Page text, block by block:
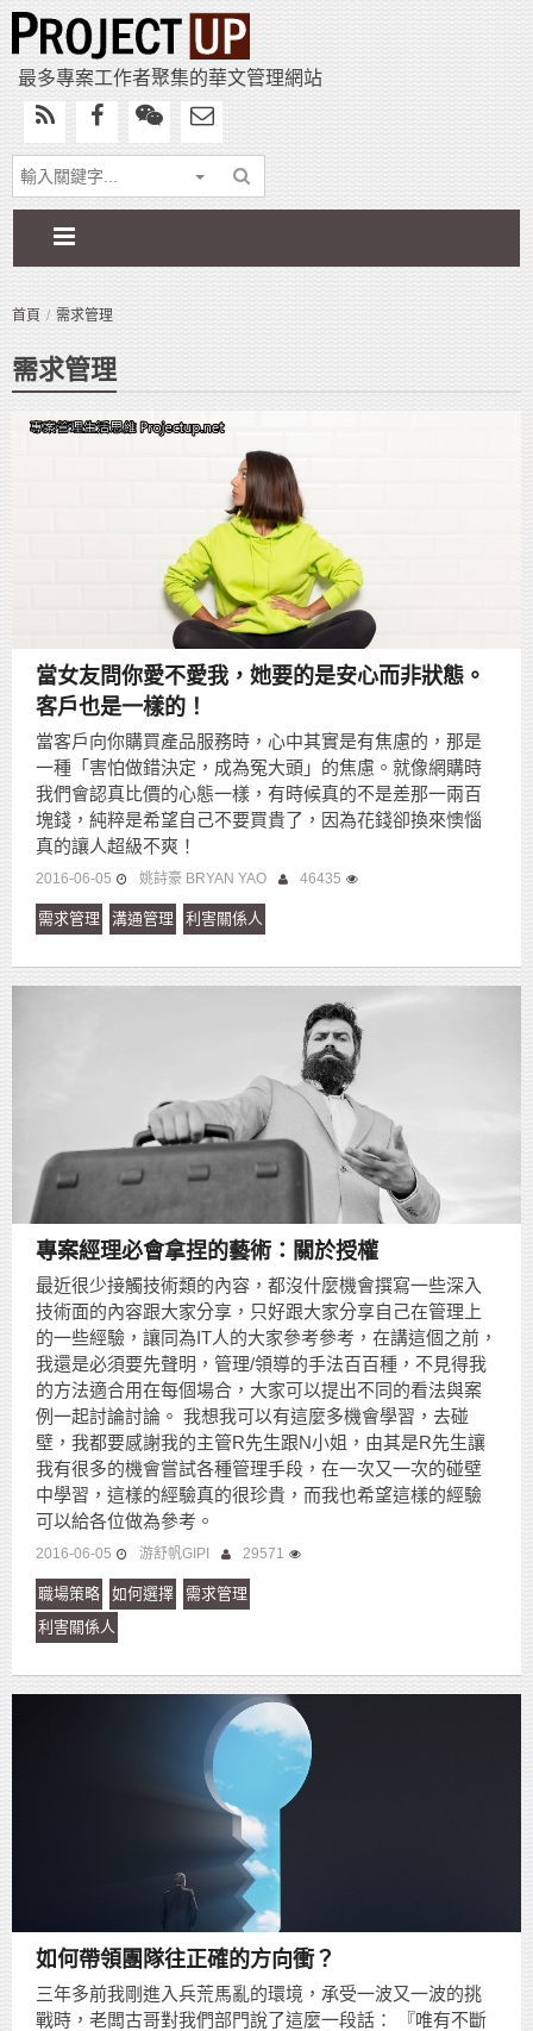
最多專案工作者聚集的華文管理網站
首頁 需求管理
需求管理
當女友問你愛不愛我，她要的是安心而非狀態。
客戶也是一樣的！
當客戶向你購買產品服務時，心中其實是有焦慮的，那是
一種「害怕做錯決定，成為冤大頭」的焦慮。就像網購時
我們會認真比價的心態一樣，有時候真的不是差那一兩百
塊錢，純粹是希望自己不要買貴了，因為花錢卻換來懊惱
真的讓人超級不爽！
2016-06-05 姚詩豪 BRYAN YAO 46435
需求管理 溝通管理 利害關係人
專案經理必會拿捏的藝術：關於授權
最近很少接觸技術類的內容，都沒什麼機會撰寫一些深入
技術面的內容跟大家分享，只好跟大家分享自己在管理上
的一些經驗，讓同為IT人的大家參考參考，在講這個之前，
我還是必須要先聲明，管理/領導的手法百百種，不見得我
的方法適合用在每個場合，大家可以提出不同的看法與案
例一起討論討論。 我想我可以有這麼多機會學習，去碰
壁，我都要感謝我的主管R先生跟N小姐，由其是R先生讓
我有很多的機會嘗試各種管理手段，在一次又一次的碰壁
中學習，這樣的經驗真的很珍貴，而我也希望這樣的經驗
可以給各位做為參考。
2016-06-05 游舒帆GIPI 29571
職場策略 如何選擇
需求管理
利害關係人
如何帶領團隊往正確的方向衝？
三年多前我剛進入兵荒馬亂的環境，承受一波又一波的挑
戰時，老闆古哥對我們部門說了這麼一段話： 『唯有不斷